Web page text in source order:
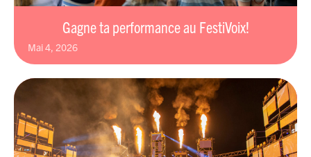
Gagne ta performance au FestiVoix!
mai 4, 2026